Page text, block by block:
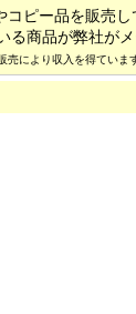
ピー品を販売し
る商品が弊社が
により収入を得ていま